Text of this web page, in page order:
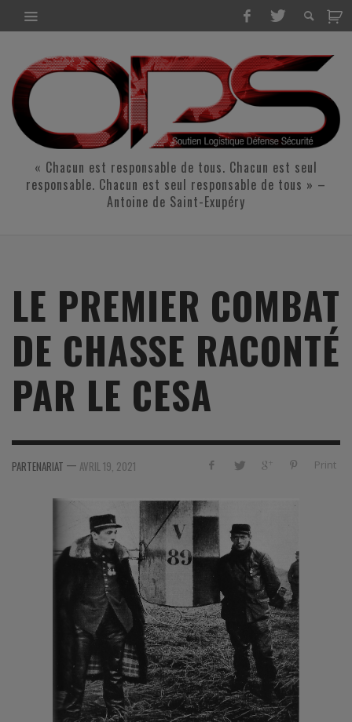
« Chacun est responsable de tous. Chacun est seul
responsable. Chacun est seul responsable de tous » –
Antoine de Saint-Exupéry
LE PREMIER COMBAT
DE CHASSE RACONTÉ
PAR LE CESA
Print
PARTENARIAT — AVRIL 19, 2021